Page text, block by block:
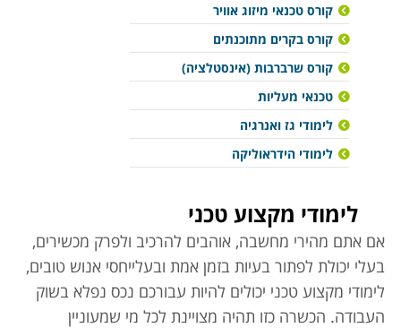
קורס טכנאי מיזוג אוויר
קורס בקרים מתוכנתים
קורס שרברבות (אינסטלציה)
טכנאי מעליות
לימודי גז ואנרגיה
לימודי הידראוליקה
לימודי מקצוע טכני
אם אתם מהירי מחשבה, אוהבים להרכיב ולפרק מכשירים,
בעלי יכולת לפתור בעיות בזמן אמת ובעלייחסי אנוש טובים,
לימודי מקצוע טכני יכולים להיות עבורכם נכס נפלא בשוק
העבודה. הכשרה כזו תהיה מצויינת לכל מי שמעוניין